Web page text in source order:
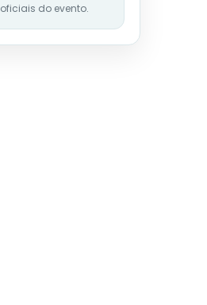
oficiais do evento.